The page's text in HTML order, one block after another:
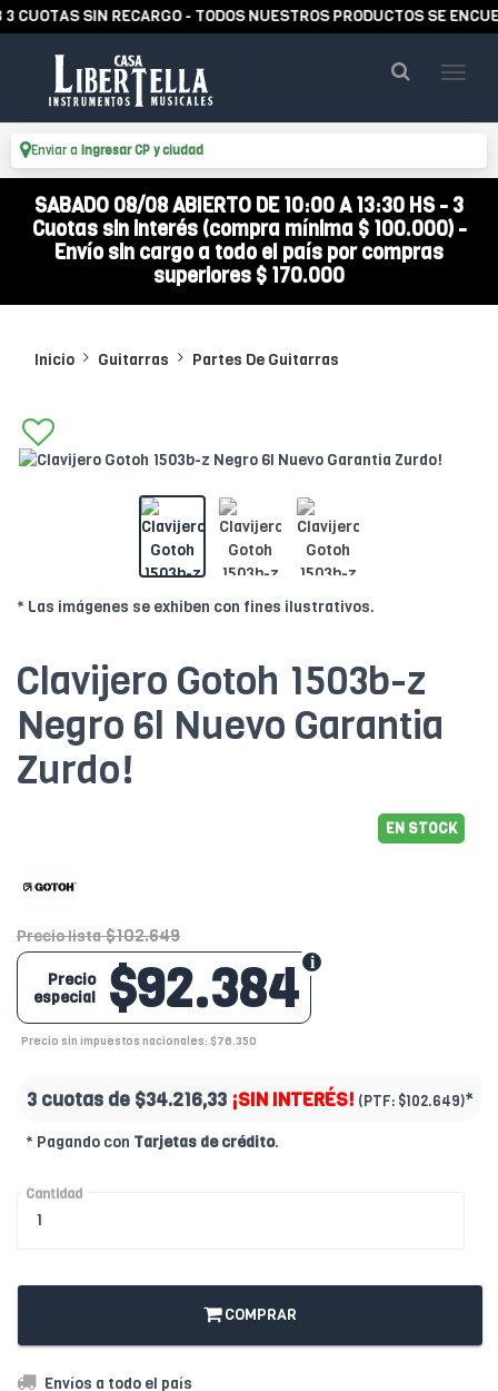
SIN RECARGO - TODOS NUESTROS PRODUCTOS SE
Enviar a Ingresar CP y ciudad
SABADO 08/08 ABIERTO DE 10:00 A 13:30 HS - 3
Cuotas sin interés (compra mínima $ 100.000) -
Envío sin cargo a todo el país por compras
superiores $ 170.000
Inicio Guitarras Partes De Guitarras
* Las imágenes se exhiben con fines ilustrativos.
Clavijero Gotoh 1503b-z
Negro 6l Nuevo Garantia
Zurdo!
EN STOCK
Precio lista $102.649
$92.384
Precio
especial
Precio sin impuestos nacionales: $76.350
3 cuotas de $34.216,33 ¡SIN INTERÉS! (PTF: $102.649)*
* Pagando con Tarjetas de crédito.
Cantidad
COMPRAR
Envíos a todo el país